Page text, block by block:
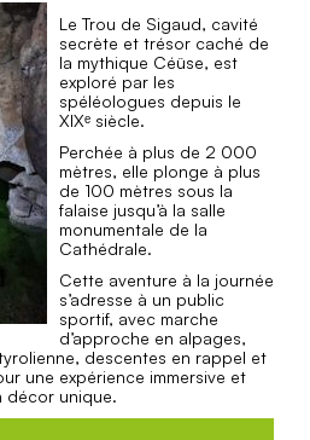
de découverte de la
dans des...
PLUS
Le Trou de Sigaud, cavité
secrète et trésor caché de
la mythique Céüse, est
exploré par les
spéléologues depuis le
XIXᵉ siècle.
Perchée à plus de 2 000
mètres, elle plonge à plus
de 100 mètres sous la
falaise jusqu’à la salle
monumentale de la
Cathédrale.
Cette aventure à la journée
s’adresse à un public
sportif, avec marche
d’approche en alpages,
descentes en rappel et
une expérience immersive et
décor unique.